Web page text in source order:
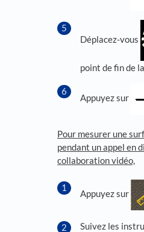
Déplacez-vous
point de fin de
Appuyez sur
Pour mesurer une
pendant un appel en
collaboration vidéo,
Appuyez sur
Suivez les